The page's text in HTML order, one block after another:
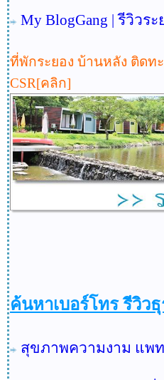
My BlogGang |รีวิวระ
ที่พักระยอง บ้านหลัง ติดท
CSR[คลิก]
ค้นหาเบอร์โทร รีวิว
สุขภาพความงาม แพ